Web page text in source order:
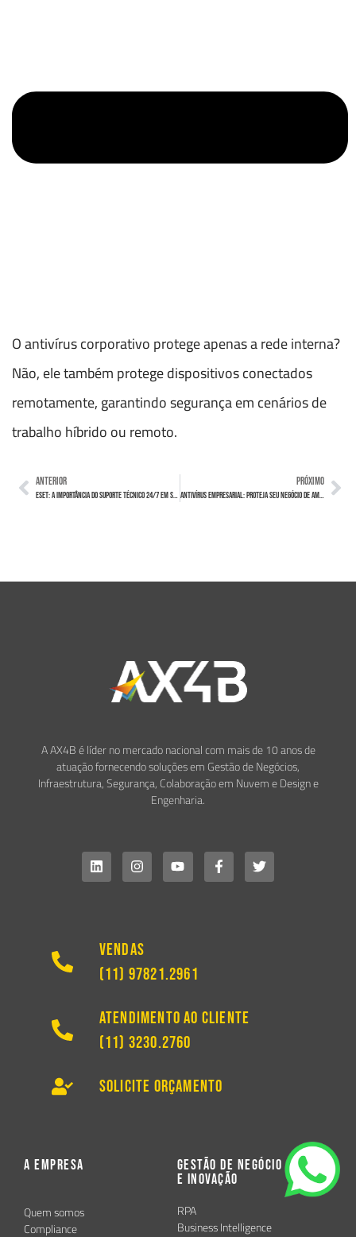
O antivírus corporativo protege apenas a rede interna?
Não, ele também protege dispositivos conectados
remotamente, garantindo segurança em cenários de
trabalho híbrido ou remoto.
ANTERIOR PRÓXIMO
A AX4B é líder no mercado nacional com mais de 10 anos de
atuação fornecendo soluções em Gestão de Negócios,
Infraestrutura, Segurança, Colaboração em Nuvem e Design e
Engenharia.
Vendas
(11) 97821.2961
Atendimento ao Cliente
(11) 3230.2760
Solicite Orçamento
A Empresa
Quem somos
Compliance
Gestão de Negócio
e Inovação
RPA
Business Intelligence